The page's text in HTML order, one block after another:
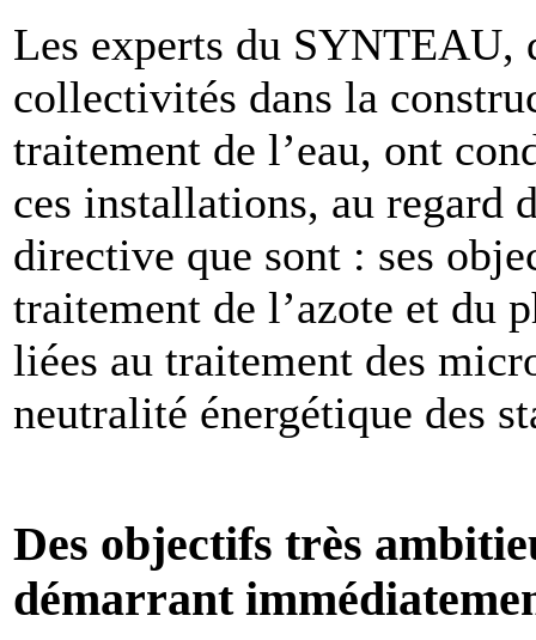
Les experts du SYNTEAU,
collectivités dans la
traitement de l’eau, ont
ces installations, au regard
directive que sont : ses
traitement de l’azote et du
liées au traitement des
neutralité énergétique des
Des objectifs très
démarrant